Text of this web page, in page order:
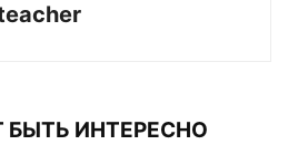
ИНТЕРЕСНО